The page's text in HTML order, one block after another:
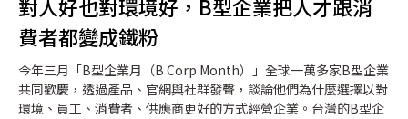
對人好也對環境好，B型企業把人才跟消
費者都變成鐵粉
今年三月「B型企業月（B Corp Month）」全球一萬多家B型企業
共同歡慶，透過產品、官網與社群發聲，談論他們為什麼選擇以對
環境、員工、消費者、供應商更好的方式經營企業。台灣的B型企